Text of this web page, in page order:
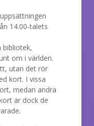
14.00-talets
bibliotek,
om i världen.
utan det rör
kort. I vissa
medan andra
är dock de